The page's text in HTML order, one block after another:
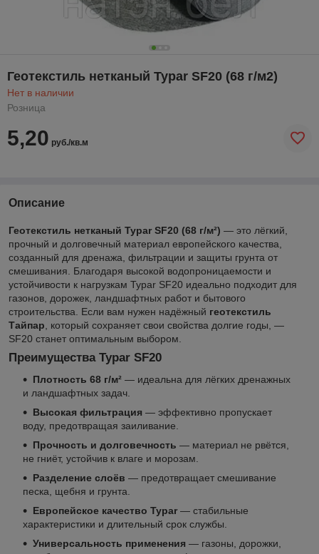
Геотекстиль нетканый Typar SF20 (68 г/м2)
Нет в наличии
Розница
5,20 руб./кв.м
Описание
Геотекстиль нетканый Typar SF20 (68 г/м²) — это лёгкий,
прочный и долговечный материал европейского качества,
созданный для дренажа, фильтрации и защиты грунта от
смешивания. Благодаря высокой водопроницаемости и
устойчивости к нагрузкам Typar SF20 идеально подходит для
газонов, дорожек, ландшафтных работ и бытового
строительства. Если вам нужен надёжный геотекстиль
Тайпар , который сохраняет свои свойства долгие годы, —
SF20 станет оптимальным выбором.
Преимущества Typar SF20
Плотность 68 г/м² — идеальна для лёгких дренажных
и ландшафтных задач.
Высокая фильтрация — эффективно пропускает
воду, предотвращая заиливание.
Прочность и долговечность — материал не рвётся,
не гниёт, устойчив к влаге и морозам.
Разделение слоёв — предотвращает смешивание
песка, щебня и грунта.
Европейское качество Typar — стабильные
характеристики и длительный срок службы.
Универсальность применения — газоны, дорожки,